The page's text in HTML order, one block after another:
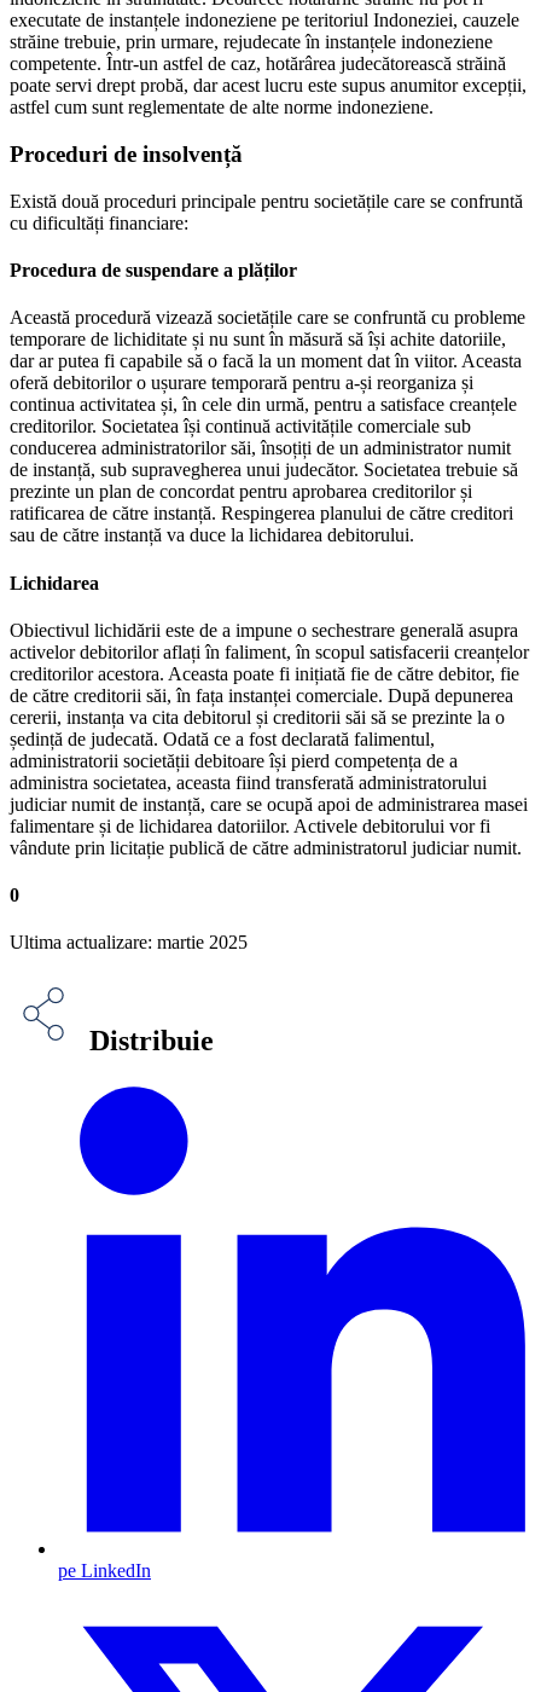
executate de instanțele indoneziene pe teritoriul Indoneziei, cauzele
străine trebuie, prin urmare, rejudecate în instanțele indoneziene
competente. Într-un astfel de caz, hotărârea judecătorească străină
poate servi drept probă, dar acest lucru este supus anumitor excepții,
astfel cum sunt reglementate de alte norme indoneziene.
Proceduri de insolvență
Există două proceduri principale pentru societățile care se confruntă
cu dificultăți financiare:
Procedura de suspendare a plăților
Această procedură vizează societățile care se confruntă cu probleme
temporare de lichiditate și nu sunt în măsură să își achite datoriile,
dar ar putea fi capabile să o facă la un moment dat în viitor. Aceasta
oferă debitorilor o ușurare temporară pentru a-și reorganiza și
continua activitatea și, în cele din urmă, pentru a satisface creanțele
creditorilor. Societatea își continuă activitățile comerciale sub
conducerea administratorilor săi, însoțiți de un administrator numit
de instanță, sub supravegherea unui judecător. Societatea trebuie să
prezinte un plan de concordat pentru aprobarea creditorilor și
ratificarea de către instanță. Respingerea planului de către creditori
sau de către instanță va duce la lichidarea debitorului.
Lichidarea
Obiectivul lichidării este de a impune o sechestrare generală asupra
activelor debitorilor aflați în faliment, în scopul satisfacerii creanțelor
creditorilor acestora. Aceasta poate fi inițiată fie de către debitor, fie
de către creditorii săi, în fața instanței comerciale. După depunerea
cererii, instanța va cita debitorul și creditorii săi să se prezinte la o
ședință de judecată. Odată ce a fost declarată falimentul,
administratorii societății debitoare își pierd competența de a
administra societatea, aceasta fiind transferată administratorului
judiciar numit de instanță, care se ocupă apoi de administrarea masei
falimentare și de lichidarea datoriilor. Activele debitorului vor fi
vândute prin licitație publică de către administratorul judiciar numit.
0
Ultima actualizare: martie 2025
Distribuie
pe LinkedIn